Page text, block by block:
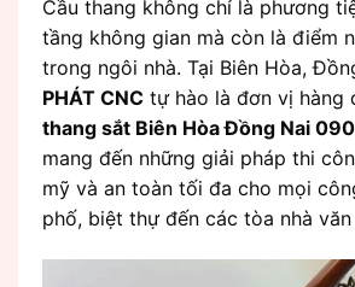
Cầu thang không chỉ là phương
tầng không gian mà còn là điểm
trong ngôi nhà. Tại Biên Hòa,
PHÁT CNC tự hào là đơn vị hàng
thang sắt Biên Hòa Đồng Nai
mang đến những giải pháp thi
mỹ và an toàn tối đa cho mọi
phố, biệt thự đến các tòa nhà